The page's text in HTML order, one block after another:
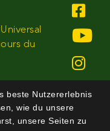
Universal
du
beste Nutzererlebnis
wie du unsere
unsere Seiten zu